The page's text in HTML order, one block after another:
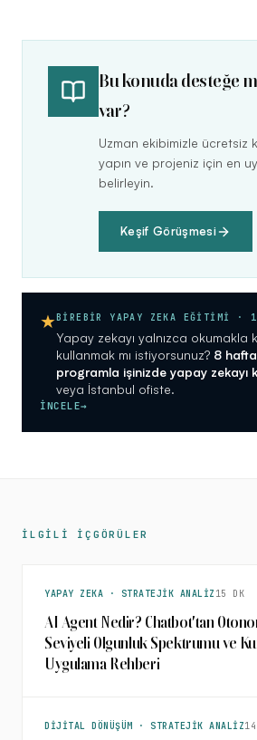
Bu konuda desteğe
var?
Uzman ekibimizle ücretsiz
yapın ve projeniz için en
belirleyin.
Keşif Görüşmesi
★ BİREBİR YAPAY ZEKA EĞİTİMİ ·
Yapay zekayı yalnızca okumakla
kullanmak mı istiyorsunuz? 8
programla işinizde yapay zekayı
veya İstanbul ofiste.
İNCELE→
İLGİLİ İÇGÖRÜLER
YAPAY ZEKA · STRATEJIK ANALIZ 15 DK
AI Agent Nedir? Chatbot'tan
Seviyeli Olgunluk Spektrumu ve
Uygulama Rehberi
DIJITAL DÖNÜŞÜM · STRATEJIK ANALIZ